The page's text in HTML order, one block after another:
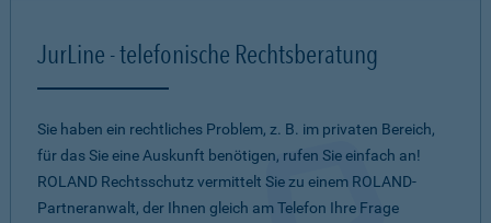
JurLine - telefonische Rechtsberatung
Sie haben ein rechtliches Problem, z. B. im privaten Bereich,
für das Sie eine Auskunft benötigen, rufen Sie einfach an!
ROLAND Rechtsschutz vermittelt Sie zu einem ROLAND-
Partneranwalt, der Ihnen gleich am Telefon Ihre Frage